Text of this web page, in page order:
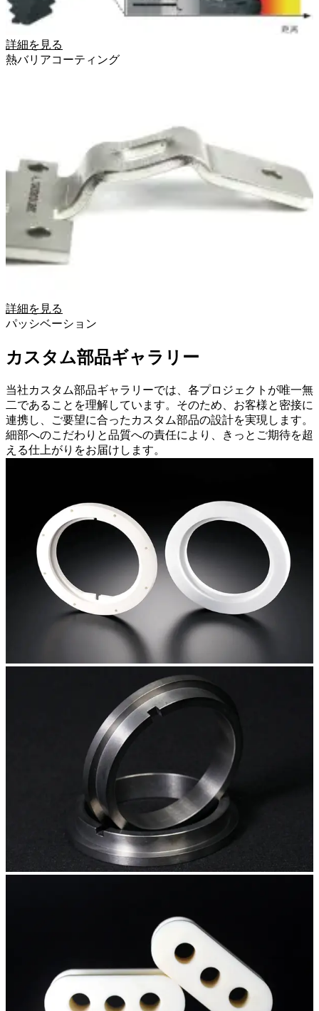
詳細を見る
熱バリアコーティング
詳細を見る
パッシベーション
カスタム部品ギャラリー
当社カスタム部品ギャラリーでは、各プロジェクトが唯一無
二であることを理解しています。そのため、お客様と密接に
連携し、ご要望に合ったカスタム部品の設計を実現します。
細部へのこだわりと品質への責任により、きっとご期待を超
える仕上がりをお届けします。